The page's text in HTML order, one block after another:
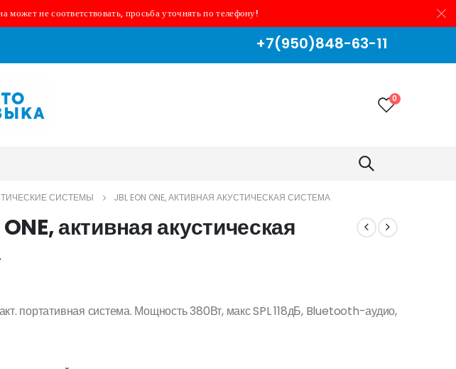
не соответствовать, просьба уточнять по телефону!
+7(950)848-63-11
0
СИСТЕМЫ JBL EON ONE, АКТИВНАЯ АКУСТИЧЕСКАЯ СИСТЕМА
активная акустическая
портативная система. Мощность 380Вт, макс SPL 118дБ, Bluetooth-аудио,